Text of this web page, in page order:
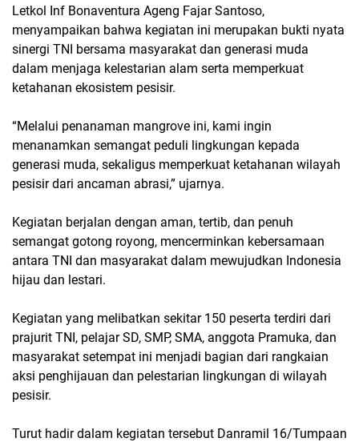
Letkol Inf Bonaventura Ageng Fajar Santoso,
menyampaikan bahwa kegiatan ini merupakan bukti nyata
sinergi TNI bersama masyarakat dan generasi muda
dalam menjaga kelestarian alam serta memperkuat
ketahanan ekosistem pesisir.
“Melalui penanaman mangrove ini, kami ingin
menanamkan semangat peduli lingkungan kepada
generasi muda, sekaligus memperkuat ketahanan wilayah
pesisir dari ancaman abrasi,” ujarnya.
Kegiatan berjalan dengan aman, tertib, dan penuh
semangat gotong royong, mencerminkan kebersamaan
antara TNI dan masyarakat dalam mewujudkan Indonesia
hijau dan lestari.
Kegiatan yang melibatkan sekitar 150 peserta terdiri dari
prajurit TNI, pelajar SD, SMP, SMA, anggota Pramuka, dan
masyarakat setempat ini menjadi bagian dari rangkaian
aksi penghijauan dan pelestarian lingkungan di wilayah
pesisir.
Turut hadir dalam kegiatan tersebut Danramil 16/Tumpaan